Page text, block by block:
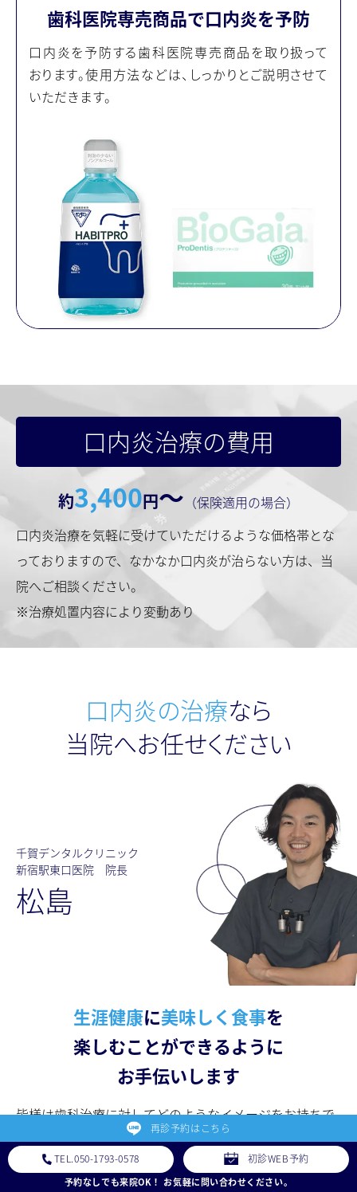
歯科医院専売商品で口内炎を予防
口内炎を予防する歯科医院専売商品を取り扱って
おります。使用方法などは、しっかりとご説明させて
いただきます。
口内炎治療の費⽤
約3,400円〜 （保険適用の場合）
口内炎治療を気軽に受けていただけるような価格帯とな
っておりますので、なかなか口内炎が治らない方は、当
院へご相談ください。
※治療処置内容により変動あり
口内炎の治療なら
当院へお任せください
生涯健康に美味しく食事を
楽しむことができるように
お手伝いします
皆様は⻭科治療に対してどのようなイメージをお持ちで
しょうか？ 痛い、怖い、なるべく行きたくない、などネ
ガティブなイメージをお持ちの方も多いかもしれませ
千賀デンタルクリニック
新宿駅東口医院 院長
松島
再診予約はこちら
TEL.050-1793-0578 初診WEB予約
予約なしでも来院OK！ お気軽に問い合わせください。